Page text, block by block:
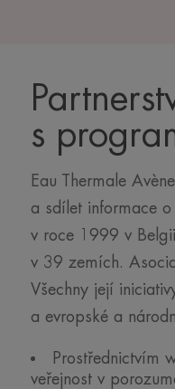
s
Eau Thermale
a sdílet informace
v roce 1999 v
v 39 zemích.
Všechny její
a evropské a
Prostřednictvím
veřejnost v